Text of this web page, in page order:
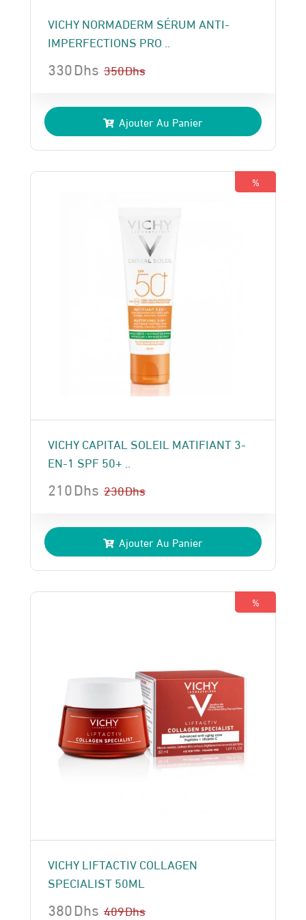
VICHY NORMADERM SÉRUM ANTI-
IMPERFECTIONS PRO ..
350Dhs
prix
initial
était :
350 Dhs.
330Dhs
prix
actuel
est :
330 Dhs.
Ajouter Au Panier
%
VICHY CAPITAL SOLEIL MATIFIANT 3-
EN-1 SPF 50+ ..
230Dhs
prix
initial
était :
230 Dhs.
210Dhs
prix
actuel
est :
210 Dhs.
Ajouter Au Panier
%
VICHY LIFTACTIV COLLAGEN
SPECIALIST 50ML
409Dhs
380Dhs